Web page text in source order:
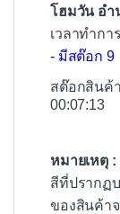
โฮมวัน อำ
เวลาทำกา
- มีสต๊อก 9
สต๊อกสินค้
00:07:13
หมายเหตุ :
สีที่ปรากฏ
ของสินค้า